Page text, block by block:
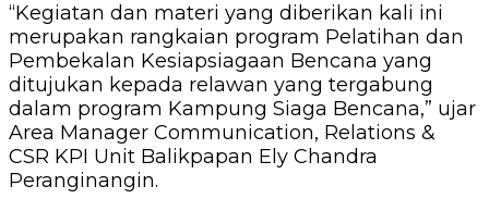
“Kegiatan dan materi yang diberikan kali ini
merupakan rangkaian program Pelatihan dan
Pembekalan Kesiapsiagaan Bencana yang
ditujukan kepada relawan yang tergabung
dalam program Kampung Siaga Bencana,” ujar
Area Manager Communication, Relations &
CSR KPI Unit Balikpapan Ely Chandra
Peranginangin.